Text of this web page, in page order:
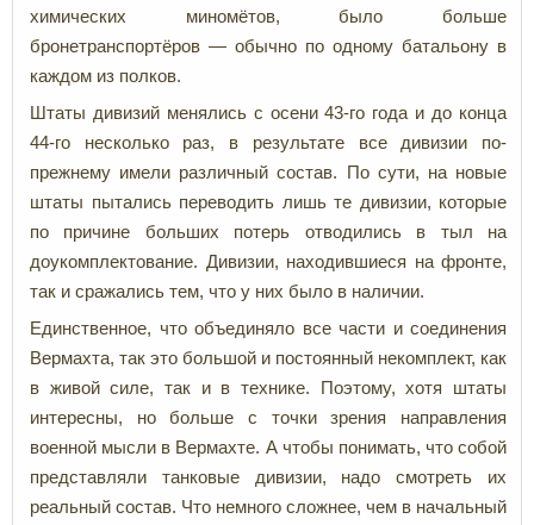
химических миномётов, было больше
бронетранспортёров — обычно по одному батальону в
каждом из полков.
Штаты дивизий менялись с осени 43-го года и до конца
44-го несколько раз, в результате все дивизии по-
прежнему имели различный состав. По сути, на новые
штаты пытались переводить лишь те дивизии, которые
по причине больших потерь отводились в тыл на
доукомплектование. Дивизии, находившиеся на фронте,
так и сражались тем, что у них было в наличии.
Единственное, что объединяло все части и соединения
Вермахта, так это большой и постоянный некомплект, как
в живой силе, так и в технике. Поэтому, хотя штаты
интересны, но больше с точки зрения направления
военной мысли в Вермахте. А чтобы понимать, что собой
представляли танковые дивизии, надо смотреть их
реальный состав. Что немного сложнее, чем в начальный